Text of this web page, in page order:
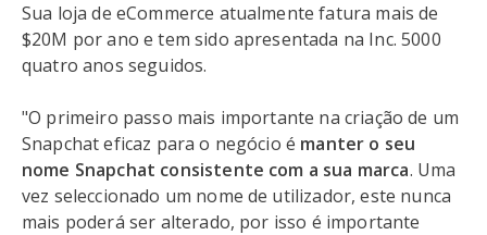
Sua loja de eCommerce atualmente fatura mais de
$20M por ano e tem sido apresentada na Inc. 5000
quatro anos seguidos.
"O primeiro passo mais importante na criação de um
Snapchat eficaz para o negócio é manter o seu
nome Snapchat consistente com a sua marca. Uma
vez seleccionado um nome de utilizador, este nunca
mais poderá ser alterado, por isso é importante